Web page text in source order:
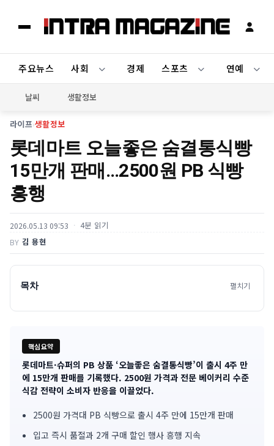
주요뉴스 사회 경제 스포츠 연예
날씨 생활정보
라이프›생활정보
롯데마트 오늘좋은 숨결통식빵
15만개 판매…2500원 PB 식빵
흥행
2026.05.13 09:53 4분 읽기
BY 김 용현
목차 펼치기
핵심요약
기
사
핵
심
롯데마트·슈퍼의 PB 상품 ‘오늘좋은 숨결통식빵’이 출시 4주 만
에 15만개 판매를 기록했다. 2500원 가격과 전문 베이커리 수준
식감 전략이 소비자 반응을 이끌었다.
2500원 가격대 PB 식빵으로 출시 4주 만에 15만개 판매
입고 즉시 품절과 2개 구매 할인 행사 흥행 지속